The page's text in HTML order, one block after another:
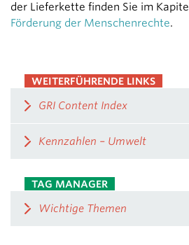
WEITERFÜHRENDE LINKS
GRI Content Index
Kennzahlen – Umwelt
TAG MANAGER
Wichtige Themen
der Lieferkette finden Sie im Kapitel
Förderung der Menschenrechte.